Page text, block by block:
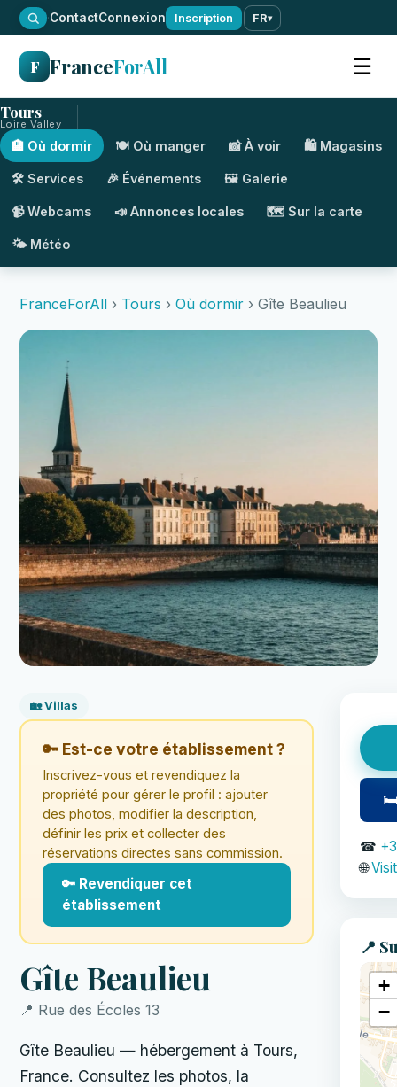
·ContactConnexion Inscription FR▾
F FranceForAll ☰
Tours
Loire Valley
🏨 Où dormir 🍽️ Où manger 📸 À voir 🛍️ Magasins
🛠️ Services 🎉 Événements 🖼️ Galerie
📹 Webcams 📣 Annonces locales 🗺️ Sur la carte
🌤️ Météo
FranceForAll › Tours › Où dormir › Gîte Beaulieu
🏡 Villas
🔑 Est-ce votre établissement ?
Inscrivez-vous et revendiquez la
propriété pour gérer le profil : ajouter
des photos, modifier la description,
définir les prix et collecter des
réservations directes sans commission.
🔑 Revendiquer cet
établissement
Gîte Beaulieu
📍 Rue des Écoles 13
Gîte Beaulieu — hébergement à Tours,
France. Consultez les photos, la
🛏
☎
🌐
📍
+
−